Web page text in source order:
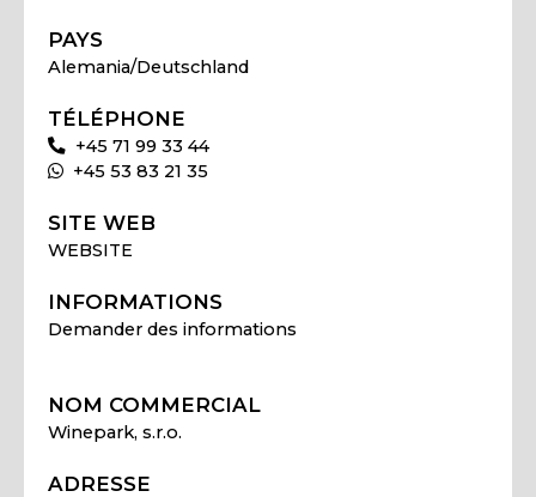
PAYS
Alemania/Deutschland
TÉLÉPHONE
+45 71 99 33 44
+45 53 83 21 35
SITE WEB
WEBSITE
INFORMATIONS
Demander des informations
NOM COMMERCIAL
Winepark, s.r.o.
ADRESSE